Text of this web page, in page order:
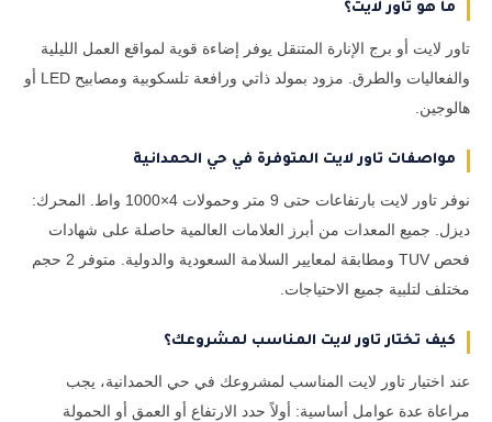
ما هو تاور لايت؟
تاور لايت أو برج الإنارة المتنقل يوفر إضاءة قوية لمواقع العمل الليلية
والفعاليات والطرق. مزود بمولد ذاتي ورافعة تلسكوبية ومصابيح LED أو
هالوجين.
مواصفات تاور لايت المتوفرة في حي الحمدانية
نوفر تاور لايت بارتفاعات حتى 9 متر وحمولات 4×1000 واط. المحرك:
ديزل. جميع المعدات من أبرز العلامات العالمية حاصلة على شهادات
فحص TUV ومطابقة لمعايير السلامة السعودية والدولية. متوفر 2 حجم
مختلف لتلبية جميع الاحتياجات.
كيف تختار تاور لايت المناسب لمشروعك؟
عند اختيار تاور لايت المناسب لمشروعك في حي الحمدانية، يجب
مراعاة عدة عوامل أساسية: أولاً حدد الارتفاع أو العمق أو الحمولة